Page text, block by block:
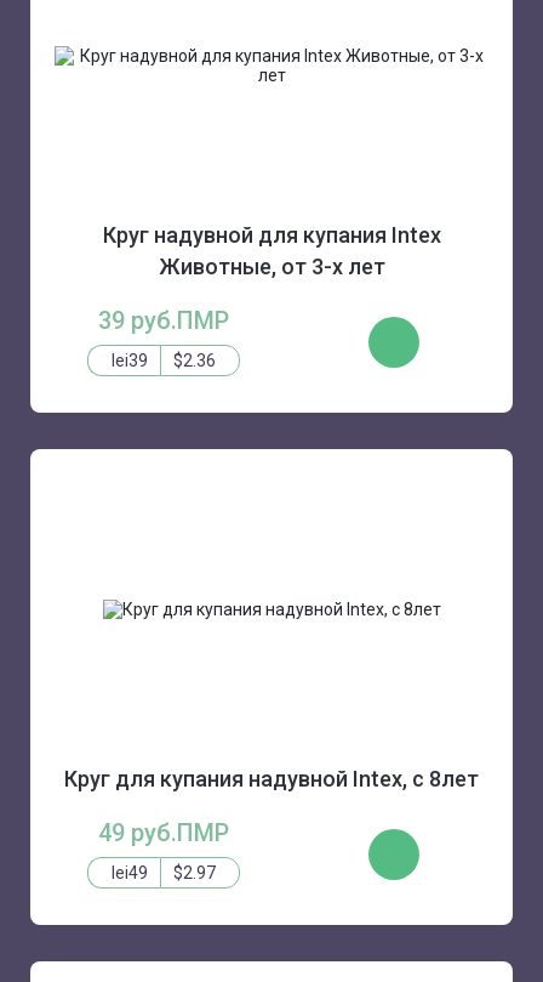
Круг надувной для купания Intex
Животные, от 3-х лет
39 руб.ПМР
lei39 $2.36
КУПИТЬ
Круг для купания надувной Intex, с 8лет
49 руб.ПМР
lei49 $2.97
КУПИТЬ